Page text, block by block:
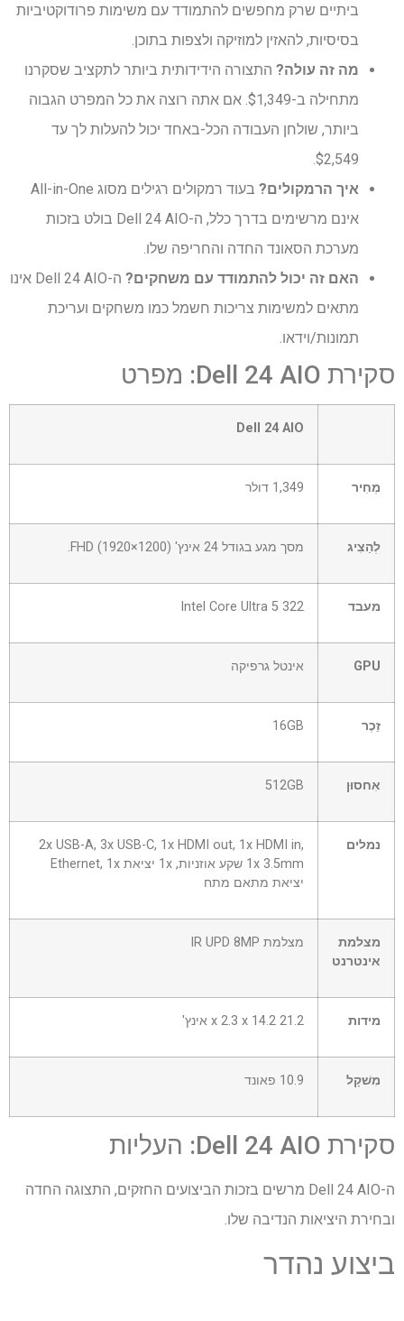
ביתיים שרק מחפשים להתמודד עם משימות פרודוקטיביות
בסיסיות, להאזין למוזיקה ולצפות בתוכן.
מה זה עולה? התצורה הידידותית ביותר לתקציב שסקרנו
מתחילה ב-$1,349. אם אתה רוצה את כל המפרט הגבוה
ביותר, שולחן העבודה הכל-באחד יכול להעלות לך עד
$2,549.
איך הרמקולים?
בעוד רמקולים רגילים מסוג All-in-One
אינם מרשימים בדרך כלל, ה-Dell 24 AIO בולט בזכות
מערכת הסאונד החדה והחריפה שלו.
האם זה יכול להתמודד עם משחקים?
ה-Dell 24 AIO אינו
מתאים למשימות צריכות חשמל כמו משחקים ועריכת
תמונות/וידאו.
סקירת Dell 24 AIO: מפרט
–
תא
Dell 24 AIO
מְחִיר 1,349 דולר
לְהַצִיג מסך מגע בגודל 24 אינץ' FHD (1920×1200).
מעבד Intel Core Ultra 5 322
GPU אינטל גרפיקה
זֵכֶר 16GB
אִחסוּן 512GB
נמלים
2x USB-A, 3x USB-C, 1x HDMI out, 1x HDMI in,
1x 3.5mm שקע אוזניות, 1x יציאת Ethernet, 1x
יציאת מתאם מתח
מצלמת
אינטרנט
מצלמת IR UPD 8MP
מידות 21.2 x 2.3 x 14.2 אינץ'
מִשׁקָל 10.9 פאונד
סקירת Dell 24 AIO: העליות
ה-Dell 24 AIO מרשים בזכות הביצועים החזקים, התצוגה החדה
ובחירת היציאות הנדיבה שלו.
ביצוע נהדר